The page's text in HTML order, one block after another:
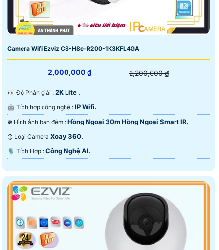
Camera Wifi Ezviz CS-H8c-R200-1K3KFL4GA
2,000,000 ₫ 2,200,000 ₫
️👀 Độ Phân giải : 2K Lite .
🤖️ Tích hợp công nghệ : IP Wifi.
❃ Hình ảnh ban đêm : Hồng Ngoại 30m Hồng Ngoại Smart IR.
↕️ Loại Camera Xoay 360.
️🎙 Tích Hợp : Công Nghệ AI.